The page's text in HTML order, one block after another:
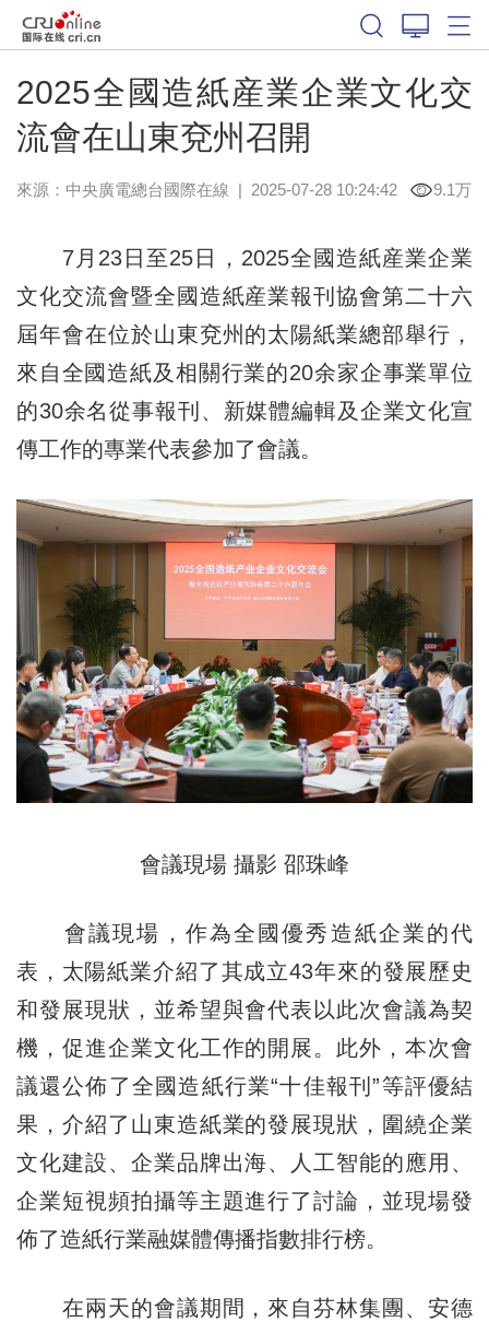
2025全國造紙産業企業文化交
流會在山東兗州召開
來源：中央廣電總台國際在線 | 2025-07-28 10:24:42 9.1万
7月23日至25日，2025全國造紙産業企業
文化交流會暨全國造紙産業報刊協會第二十六
屆年會在位於山東兗州的太陽紙業總部舉行，
來自全國造紙及相關行業的20余家企事業單位
的30余名從事報刊、新媒體編輯及企業文化宣
傳工作的專業代表參加了會議。
會議現場 攝影 邵珠峰
會議現場，作為全國優秀造紙企業的代
表，太陽紙業介紹了其成立43年來的發展歷史
和發展現狀，並希望與會代表以此次會議為契
機，促進企業文化工作的開展。此外，本次會
議還公佈了全國造紙行業“十佳報刊”等評優結
果，介紹了山東造紙業的發展現狀，圍繞企業
文化建設、企業品牌出海、人工智能的應用、
企業短視頻拍攝等主題進行了討論，並現場發
佈了造紙行業融媒體傳播指數排行榜。
在兩天的會議期間，來自芬林集團、安德